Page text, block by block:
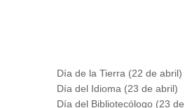
Día de la Tierra (22 de abril)
Día del Idioma (23 de abril)
Día del Bibliotecólogo (23